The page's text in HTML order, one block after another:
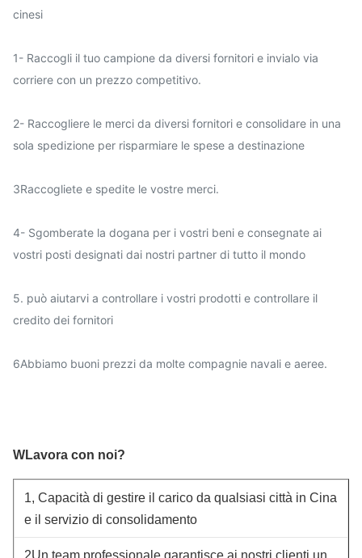
cinesi
1- Raccogli il tuo campione da diversi fornitori e invialo via
corriere con un prezzo competitivo.
2- Raccogliere le merci da diversi fornitori e consolidare in una
sola spedizione per risparmiare le spese a destinazione
3Raccogliete e spedite le vostre merci.
4- Sgomberate la dogana per i vostri beni e consegnate ai
vostri posti designati dai nostri partner di tutto il mondo
5. può aiutarvi a controllare i vostri prodotti e controllare il
credito dei fornitori
6Abbiamo buoni prezzi da molte compagnie navali e aeree.
WLavora con noi?
1, Capacità di gestire il carico da qualsiasi città in Cina
e il servizio di consolidamento
2Un team professionale garantisce ai nostri clienti un